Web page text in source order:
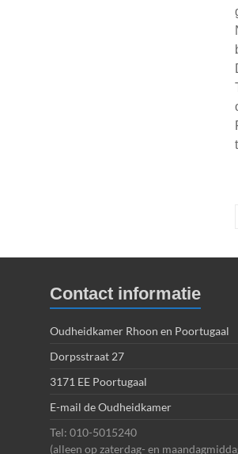
Contact informatie
Oudheidkamer Rhoon en Poortugaal
Dorpsstraat 27
3171 EE Poortugaal
E-mail de Oudheidkamer
Tel: 010-5015240
(alleen op zaterdag- en